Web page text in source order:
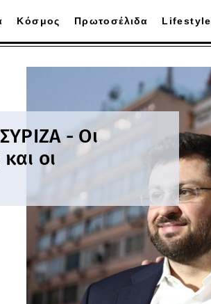
Κόσμος Πρωτοσέλιδα Lifestyle
- Οι
οι